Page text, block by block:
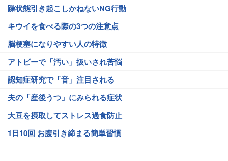
躁状態引き起こしかねないNG行動
キウイを食べる際の3つの注意点
脳梗塞になりやすい人の特徴
アトピーで「汚い」扱いされ苦悩
認知症研究で「音」注目される
夫の「産後うつ」にみられる症状
大豆を摂取してストレス過食防止
1日10回 お腹引き締まる簡単習慣